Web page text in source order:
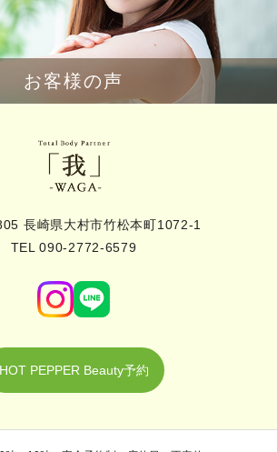
お客様の声
長崎県大村市竹松本町1072-1
TEL 090-2772-6579
HOT PEPPER Beauty予約